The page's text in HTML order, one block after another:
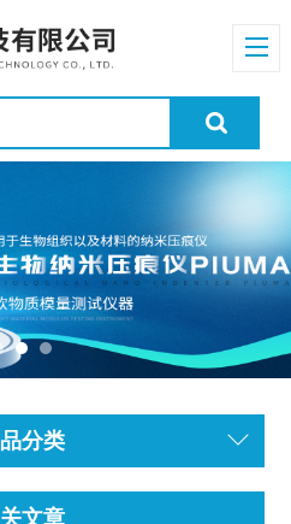
分类
文章